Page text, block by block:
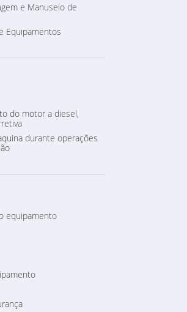
e Manuseio de
Equipamentos
do motor a diesel,
durante operações
equipamento